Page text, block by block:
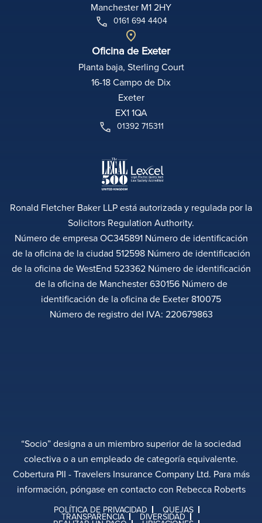
Manchester M1 2HY
0161 694 4404
Oficina de Exeter
Planta baja, Sterling Court
16-18 Campo de Dix
Exeter
EX1 1QA
01392 715311
Ronald Fletcher Baker LLP está autorizada y regulada por la
Solicitors Regulation Authority.
Número de empresa OC345891 Número de identificación
de la oficina de la ciudad 512598 Número de identificación
de la oficina de WestEnd 523362 Número de identificación
de la oficina de Manchester 630156 Número de
identificación de la oficina de Exeter 810075
Número de registro del IVA: 220679863
“Socio” designa a un miembro superior de la sociedad
colectiva o a un empleado de categoría equivalente.
Cobertura PII - Travelers Insurance Company Ltd. Para más
información, póngase en contacto con Rebecca Roberts
POLÍTICA DE PRIVACIDAD QUEJAS
TRANSPARENCIA DIVERSIDAD